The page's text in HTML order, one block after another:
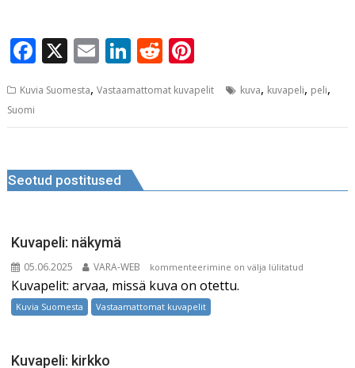
F
c
e
o
o
X E
ai
l
Li
k
e
n
R
d
di
te
r
Kuvia Suomesta,Vastaamattomat kuvapelit kuva, kuvapeli, peli,
Suomi
Seotud postitused
Kuvapeli: näkymä
05.06.2025 VARA-WEB
Kuvapeli:
näkymä
kommenteerimine on välja lülitatud
Kuvapelit: arvaa, missä kuva on otettu.
Kuvia Suomesta Vastaamattomat kuvapelit
Kuvapeli: kirkko